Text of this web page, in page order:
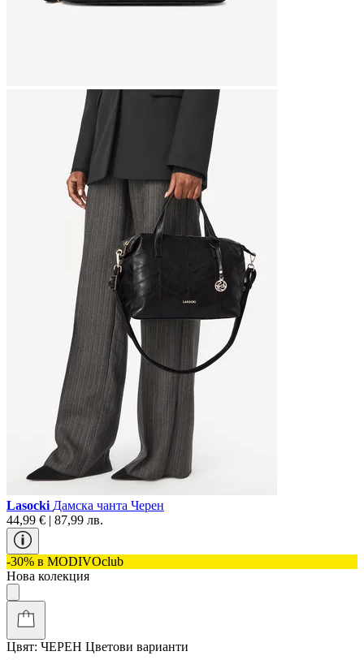
Lasocki Дамска чанта Черен
44,99 € | 87,99 лв.
-30% в MODIVOclub
Нова колекция
Цвят: ЧЕРЕН Цветови варианти